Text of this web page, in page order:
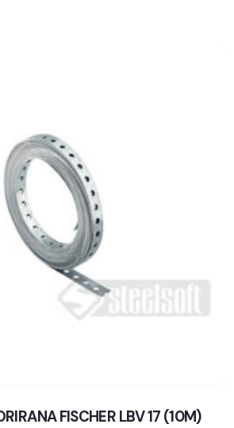
FISCHER LBV 17 (10M)